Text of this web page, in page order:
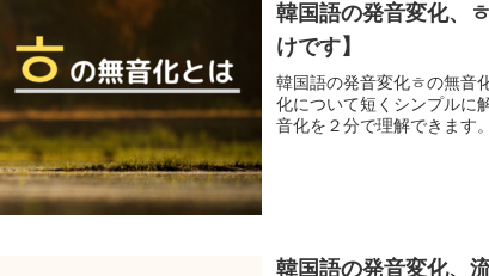
韓国語の発音変化、
けです】
韓国語の発音変化ㅎの無音
化について短くシンプルに
音化を２分で理解できます。
韓国語の発音変化、